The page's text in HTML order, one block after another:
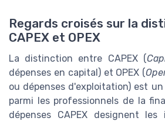
Regards croisés sur la
CAPEX et OPEX
La distinction entre CAPEX (
dépenses en capital) et OPEX (
ou dépenses d'exploitation) est
parmi les professionnels de la
dépenses CAPEX designent les